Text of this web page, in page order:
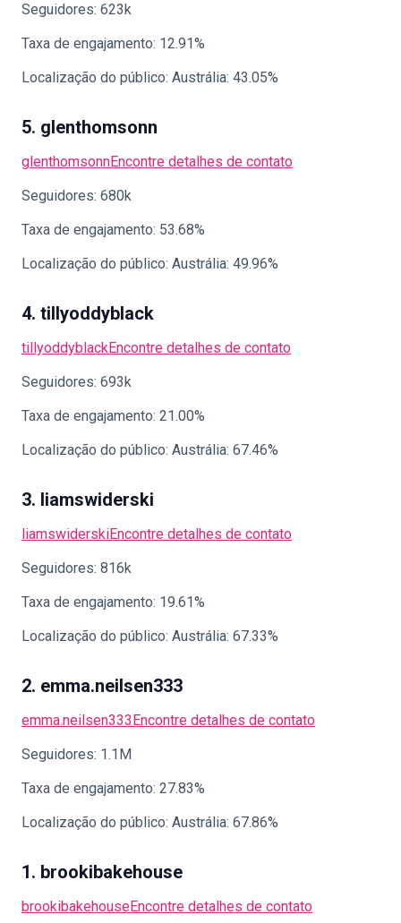
Seguidores: 623k
Taxa de engajamento: 12.91%
Localização do público: Austrália: 43.05%
5. glenthomsonn
glenthomsonnEncontre detalhes de contato
Seguidores: 680k
Taxa de engajamento: 53.68%
Localização do público: Austrália: 49.96%
4. tillyoddyblack
tillyoddyblackEncontre detalhes de contato
Seguidores: 693k
Taxa de engajamento: 21.00%
Localização do público: Austrália: 67.46%
3. liamswiderski
liamswiderskiEncontre detalhes de contato
Seguidores: 816k
Taxa de engajamento: 19.61%
Localização do público: Austrália: 67.33%
2. emma.neilsen333
emma.neilsen333Encontre detalhes de contato
Seguidores: 1.1M
Taxa de engajamento: 27.83%
Localização do público: Austrália: 67.86%
1. brookibakehouse
brookibakehouseEncontre detalhes de contato